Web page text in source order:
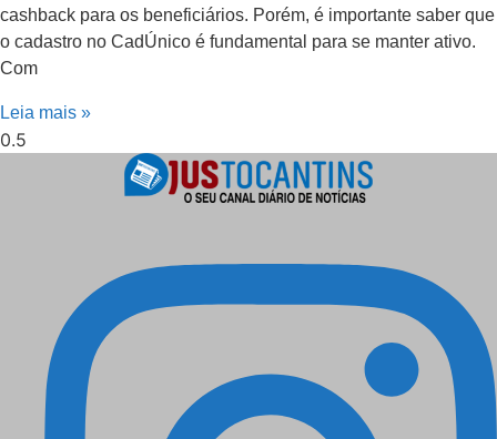
cashback para os beneficiários. Porém, é importante saber que
o cadastro no CadÚnico é fundamental para se manter ativo.
Com
Leia mais »